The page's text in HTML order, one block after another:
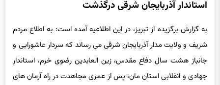
به گزارش برگزیده از تبریز، در این اطلاعیه آمده است: به اطلاع مردم
شریف و ولایت مدار آذربایجان شرقی می رساند که سردار عاشورایی و
جانباز هشت سال دفاع مقدس، زین العابدین رضوی خرم، استاندار